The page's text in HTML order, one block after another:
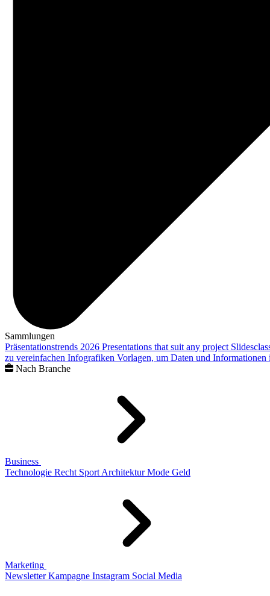
Sammlungen
Präsentationstrends 2026 Presentations that suit any project
zu vereinfachen Infografiken Vorlagen, um Daten und
Nach Branche
Business
Technologie Recht Sport Architektur Mode Geld
Marketing
Newsletter Kampagne Instagram Social Media